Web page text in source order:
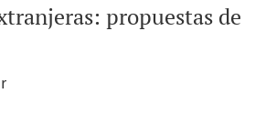
propuestas de